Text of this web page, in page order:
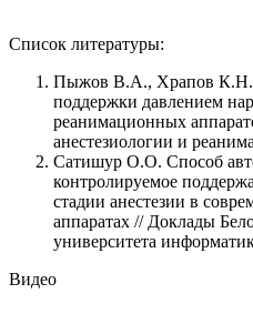
Список литературы:
Пыжов В.А., Храпов К.Н.
поддержки давлением
реанимационных
анестезиологии и
Сатишур О.О. Способ
контролируемое
стадии анестезии в
аппаратах // Доклады
университета
Видео